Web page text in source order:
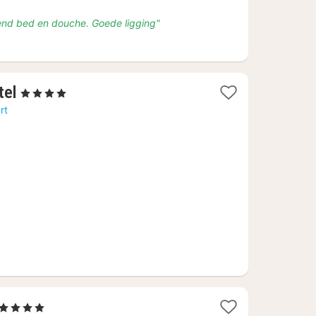
bed en douche. Goede ligging"
1
, 4 Sterren
4 Sterren